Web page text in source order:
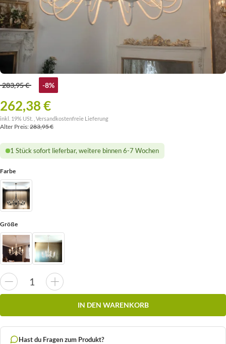
283,95 € -8%
262,38 €
inkl. 19% USt. , Versandkostenfreie Lieferung
Alter Preis:283,95 €
1 Stück sofort lieferbar, weitere binnen 6-7 Wochen
Farbe
Größe
IN DEN WARENKORB
Hast du Fragen zum Produkt?